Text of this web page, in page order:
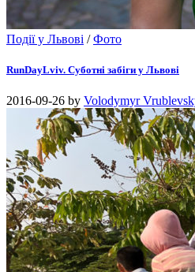
Події у Львові /Фото
RunDayLviv. Суботні забіги у Львові
2016-09-26 by Volodymyr